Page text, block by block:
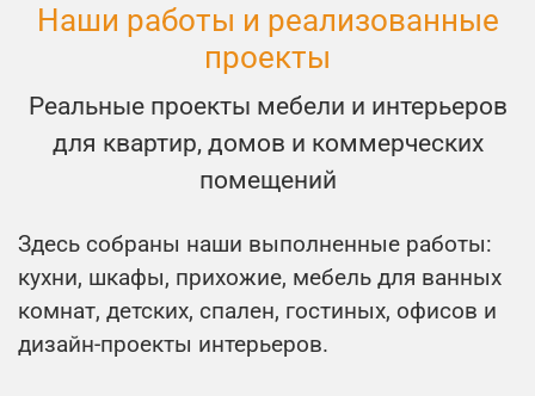
Наши работы и реализованные
проекты
Реальные проекты мебели и интерьеров
для квартир, домов и коммерческих
помещений
Здесь собраны наши выполненные работы:
кухни, шкафы, прихожие, мебель для ванных
комнат, детских, спален, гостиных, офисов и
дизайн-проекты интерьеров.